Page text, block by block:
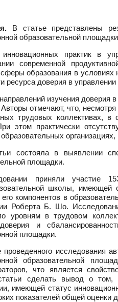
В статье представлены
образовательной
инновационных практик в
современной
образования в условиях
ресурса доверия в
изучения доверия
отмечают, что,
трудовых коллективах, в
этом практически
состояла в выявлении
площадки.
приняли участие
школы, имеющей
компонентов в
Роберта Б. Шо.
уровням в трудовом
и
площадки.
проведенного исследования
образовательной
что является
сделать вывод о том,
имеющей статус
показателей общей оценки